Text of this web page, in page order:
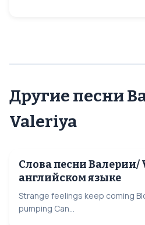
Другие песни
Valeriya
Слова песни
английском языке
Strange feelings keep coming
pumping Can...